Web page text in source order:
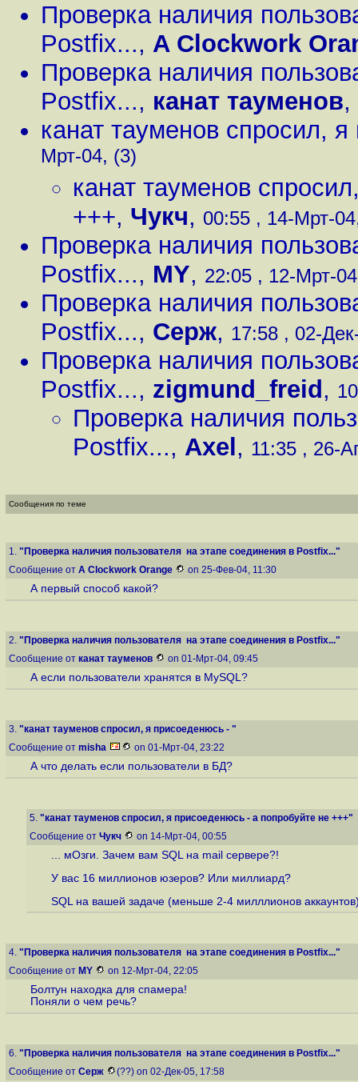
Проверка наличия
Postfix..., A Clockwork
Проверка наличия
Postfix..., канат тауменов,
канат тауменов спросил,
Мрт-04, (3)
канат тауменов
+++, Чукч, 00:55 , 14-Мрт-
Проверка наличия
Postfix..., MY, 22:05 , 12-Мрт-
Проверка наличия
Postfix..., Серж, 17:58 , 02-
Проверка наличия
Postfix..., zigmund_freid ,
Проверка наличия
Postfix..., Axel , 11:35 , 26-
Сообщения по теме
1. "Проверка наличия пользователя на этапе соединения в Postfix..."
Сообщение от A Clockwork Orange on 25-Фев-04, 11:30
А первый способ какой?
2. "Проверка наличия пользователя на этапе соединения в Postfix..."
Сообщение от канат тауменов on 01-Мрт-04, 09:45
А если пользователи хранятся в MySQL?
3. "канат тауменов спросил, я присоеденюсь - "
Сообщение от misha on 01-Мрт-04, 23:22
А что делать если пользователи в БД?
5. "канат тауменов спросил, я присоеденюсь - а попробуйте не +++"
Сообщение от Чукч on 14-Мрт-04, 00:55
... мОзги. Зачем вам SQL на mail сервере?!
У вас 16 миллионов юзеров? Или миллиард?
SQL на вашей задаче (меньше 2-4 милллионов
4. "Проверка наличия пользователя на этапе соединения в Postfix..."
Сообщение от MY on 12-Мрт-04, 22:05
Болтун находка для спамера!
Поняли о чем речь?
6. "Проверка наличия пользователя на этапе соединения в Postfix..."
Сообщение от Серж (??) on 02-Дек-05, 17:58